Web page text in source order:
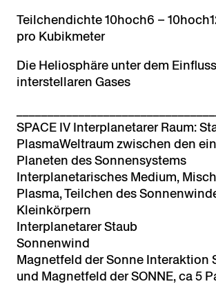
Teilchendichte 10hoch6 –
pro Kubikmeter
Die Heliosphäre unter dem
interstellaren Gases
SPACE IV Interplanetarer Raum:
PlasmaWeltraum zwischen den
Planeten des Sonnensystems
Interplanetarisches Medium,
Plasma, Teilchen des
Kleinkörpern
Interplanetarer Staub
Sonnenwind
Magnetfeld der Sonne Interaktion
und Magnetfeld der SONNE, ca 5